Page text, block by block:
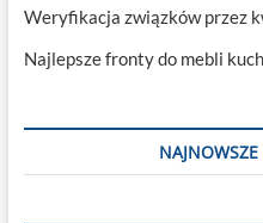
Weryfikacja związków przez
Najlepsze fronty do mebli